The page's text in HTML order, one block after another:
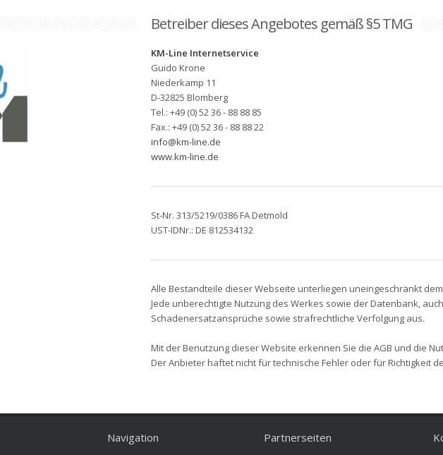
Betreiber dieses Angebotes gemäß §5 TMG
KM-Line Internetservice
Guido Krone
Niederkamp 11
D-32825 Blomberg
Tel.: +49 (0) 52 36 - 88 88 85
Fax.: +49 (0) 52 36 - 88 88 22
info@km-line.de
www.km-line.de
St-Nr. 313/5219/0386 FA Detmold
UST-IDNr.: DE 812534132
Alle Bestandteile dieser Webseite unterliegen uneingeschränkt
Jede unberechtigte Nutzung des Werkes sowie der Datenbank,
Schadenersatzansprüche sowie strafrechtliche Verfolgung aus.
Mit der Benutzung dieser Website erkennen Sie die AGB und die
Der Anbieter haftet nicht für technische Fehler oder für Richtigkeit
Navigation Partnerseiten